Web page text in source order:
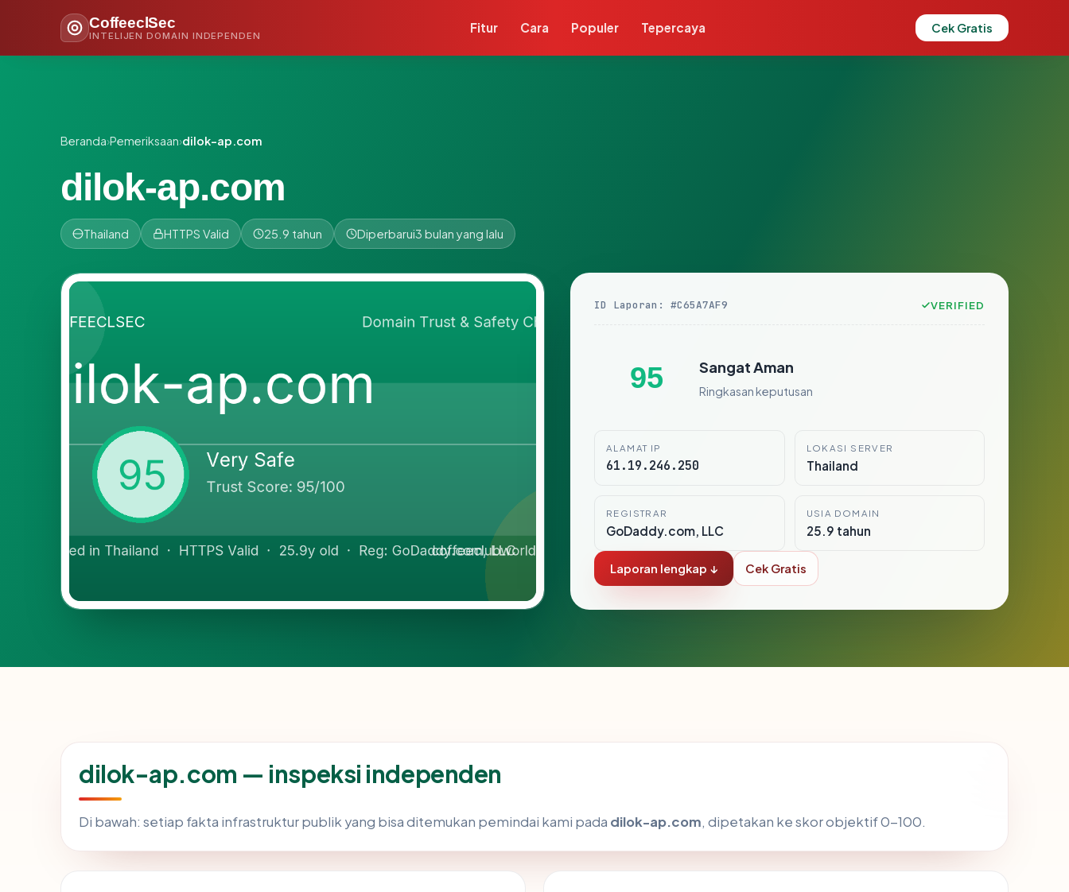
CoffeeclSec
INTELIJEN DOMAIN INDEPENDEN
Fitur Cara Populer Tepercaya Cek Gratis
Beranda›Pemeriksaan›dilok-ap.com
dilok-ap.com
Thailand HTTPS Valid 25.9 tahun Diperbarui3 bulan yang lalu
ID Laporan: #C65A7AF9 VERIFIED
95 Sangat Aman
Ringkasan keputusan
ALAMAT IP
61.19.246.250
LOKASI SERVER
Thailand
REGISTRAR
GoDaddy.com, LLC
USIA DOMAIN
25.9 tahun
Laporan lengkap ↓ Cek Gratis
dilok-ap.com — inspeksi independen
Di bawah: setiap fakta infrastruktur publik yang bisa ditemukan pemindai kami pada dilok-ap.com, dipetakan ke skor objektif 0-100.